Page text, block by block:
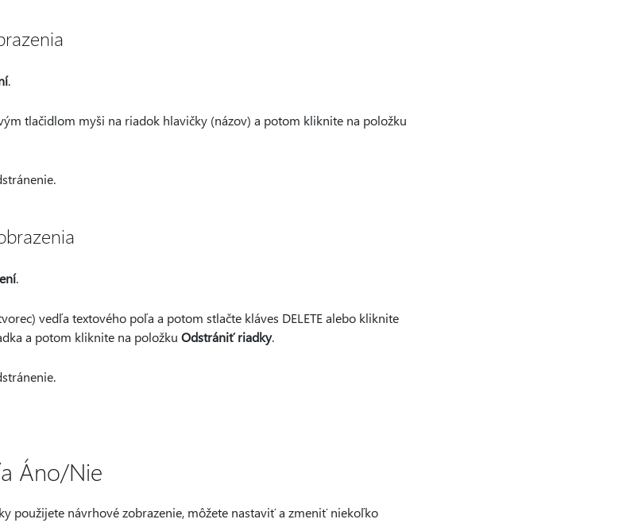
.
tlačidlom myši na riadok hlavičky (názov) a potom kliknite na položku
.
vedľa textového poľa a potom stlačte kláves DELETE alebo kliknite
a potom kliknite na položku Odstrániť riadky.
Áno/Nie
použijete návrhové zobrazenie, môžete nastaviť a zmeniť niekoľko